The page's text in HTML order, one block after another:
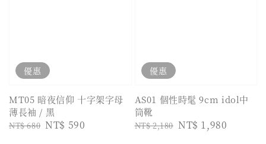
優惠
MT05 暗夜信仰 十字架字母
薄長袖 / 黑
Regular
NT$ 680 Sale
NT$ 590
優惠
AS01 個性時髦 9cm idol中
筒靴
Regular
NT$ 2,180 Sale
NT$ 1,980